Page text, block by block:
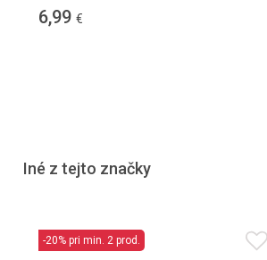
6,99 €
Iné z tejto značky
-20% pri min. 2 prod.